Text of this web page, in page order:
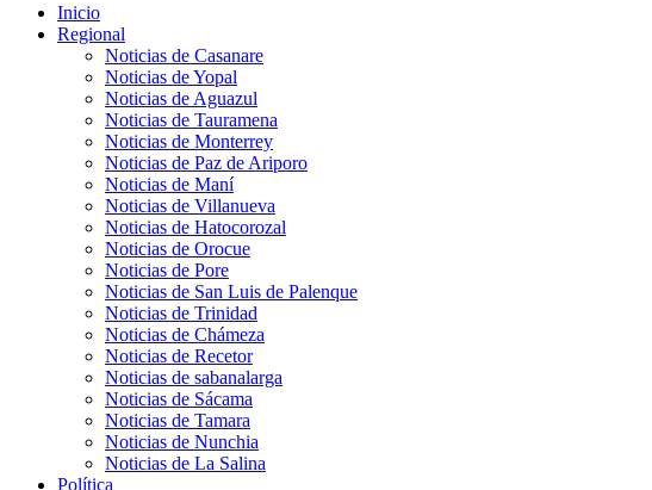
Inicio
Regional
Noticias de Casanare
Noticias de Yopal
Noticias de Aguazul
Noticias de Tauramena
Noticias de Monterrey
Noticias de Paz de Ariporo
Noticias de Maní
Noticias de Villanueva
Noticias de Hatocorozal
Noticias de Orocue
Noticias de Pore
Noticias de San Luis de Palenque
Noticias de Trinidad
Noticias de Chámeza
Noticias de Recetor
Noticias de sabanalarga
Noticias de Sácama
Noticias de Tamara
Noticias de Nunchia
Noticias de La Salina
Política